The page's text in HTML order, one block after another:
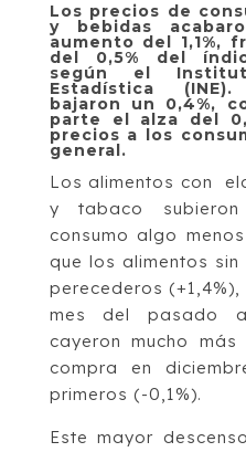
Los precios de
y bebidas
aumento del 1,1%,
del 0,5% del
según el
Estadística
bajaron un 0,4%,
parte el alza del
precios a los
general.
Los alimentos con
y tabaco
consumo algo
que los alimentos
perecederos (+1,4%),
mes del pasado
cayeron mucho
compra en
primeros (-0,1%).
Este mayor